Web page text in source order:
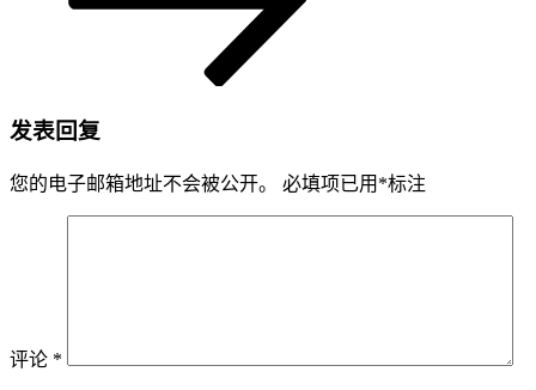
发表回复
您的电子邮箱地址不会被公开。 必填项已用 *标注
评论 *